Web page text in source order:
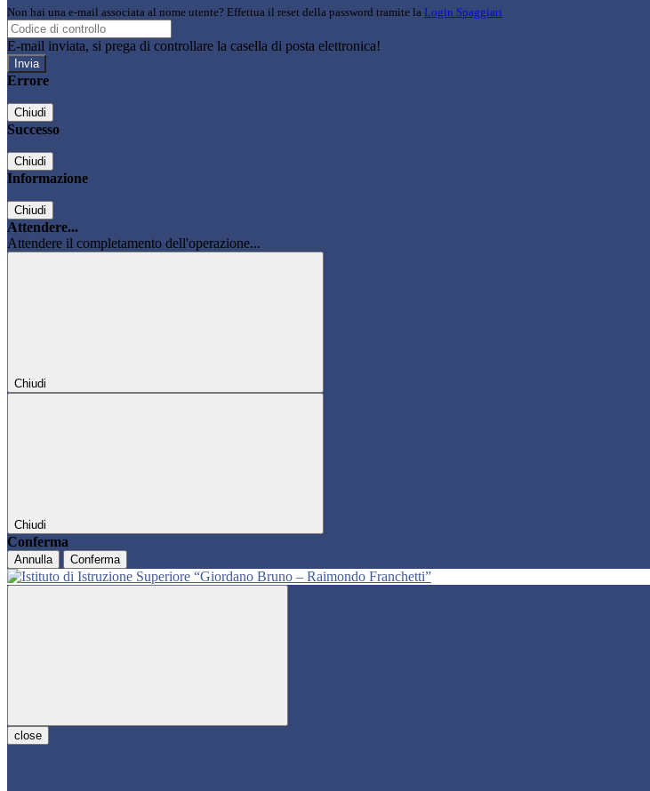
Non hai una e-mail associata al nome utente? Effettua il reset della password tramite la Login Spaggiari
E-mail inviata, si prega di controllare la casella di posta elettronica!
Errore
Chiudi
Successo
Chiudi
Informazione
Chiudi
Attendere...
Attendere il completamento dell'operazione...
Chiudi
Chiudi
Conferma
Annulla Conferma
close